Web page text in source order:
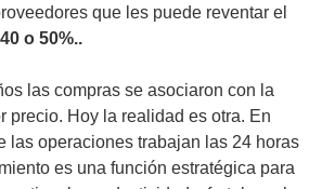
que les puede reventar el
40 o 50%..
las compras se asociaron con la
precio. Hoy la realidad es otra. En
las operaciones trabajan las 24 horas
es una función estratégica para